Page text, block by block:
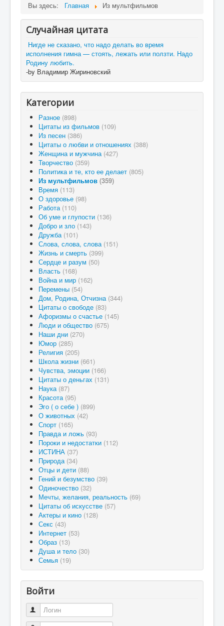
Вы здесь: Главная Из мультфильмов
Случайная цитата
Нигде не сказано, что надо делать во время
исполнения гимна — стоять, лежать или ползти. Надо
Родину любить.
-by Владимир Жириновский
Категории
Разное (898)
Цитаты из фильмов (109)
Из песен (386)
Цитаты о любви и отношениях (388)
Женщина и мужчина (427)
Творчество (359)
Политика и те, кто ее делает (805)
Из мультфильмов (359)
Время (113)
О здоровье (98)
Работа (110)
Об уме и глупости (136)
Добро и зло (143)
Дружба (101)
Слова, слова, слова (151)
Жизнь и смерть (399)
Сердце и разум (50)
Власть (168)
Война и мир (162)
Перемены (54)
Дом, Родина, Отчизна (344)
Цитаты о свободе (83)
Афоризмы о счастье (145)
Люди и общество (675)
Наши дни (270)
Юмор (285)
Религия (205)
Школа жизни (661)
Чувства, эмоции (166)
Цитаты о деньгах (131)
Наука (87)
Красота (95)
Эго ( о себе ) (899)
О животных (42)
Спорт (165)
Правда и ложь (93)
Пороки и недостатки (112)
ИСТИНА (37)
Природа (34)
Отцы и дети (88)
Гений и безумство (39)
Одиночество (32)
Мечты, желания, реальность (69)
Цитаты об искусстве (57)
Актеры и кино (128)
Секс (43)
Интернет (53)
Образ (13)
Душа и тело (30)
Семья (19)
Войти
Логин